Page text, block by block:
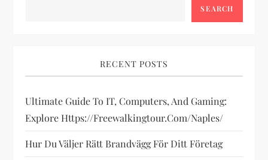
i
g
a
t
SEARCH
RECENT POSTS
Ultimate Guide To IT, Computers, And Gaming:
Explore Https://freewalkingtour.com/naples/
Hur Du Väljer Rätt Brandvägg För Ditt Företag